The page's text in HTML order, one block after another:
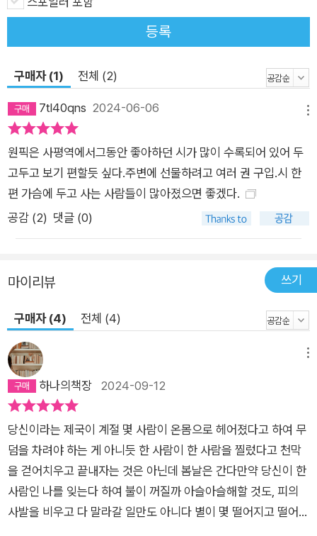
등록
구매자 (1) 전체 (2)
7tl40qns 2024-06-06
원픽은 사평역에서그동안 좋아하던 시가 많이 수록되어 있어 두
고두고 보기 편할듯 싶다.주변에 선물하려고 여러 권 구입.시 한
편 가슴에 두고 사는 사람들이 많아졌으면 좋겠다.
공감 (2) 댓글 (0)
마이리뷰 쓰기
구매자 (4) 전체 (4)
하나의책장 2024-09-12
당신이라는 제국이 계절 몇 사람이 온몸으로 헤어졌다고 하여 무
덤을 차려야 하는 게 아니듯 한 사람이 한 사람을 찔렀다고 천막
을 걷어치우고 끝내자는 것은 아닌데 봄날은 간다만약 당신이 한
사람인 나를 잊는다 하여 불이 꺼질까 아슬아슬해할 것도, 피의
사발을 비우고 다 말라갈 일만도 아니다 별이 몇 떨어지고 떨어진